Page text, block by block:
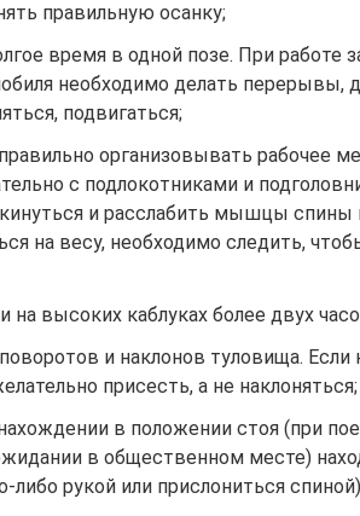
правильную осанку;
время в одной позе. При работе
необходимо делать
подвигаться;
организовывать рабочее
с подлокотниками и
и расслабить мышцы спины
на весу, необходимо следить,
на высоких каблуках более двух
и наклонов туловища.
присесть, а не наклоняться;
в положении стоя (при
в общественном месте)
либо рукой или прислониться